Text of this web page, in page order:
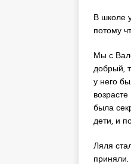
В школе
потому
Мы с
добрый,
у него
была
дети, и
Ляля